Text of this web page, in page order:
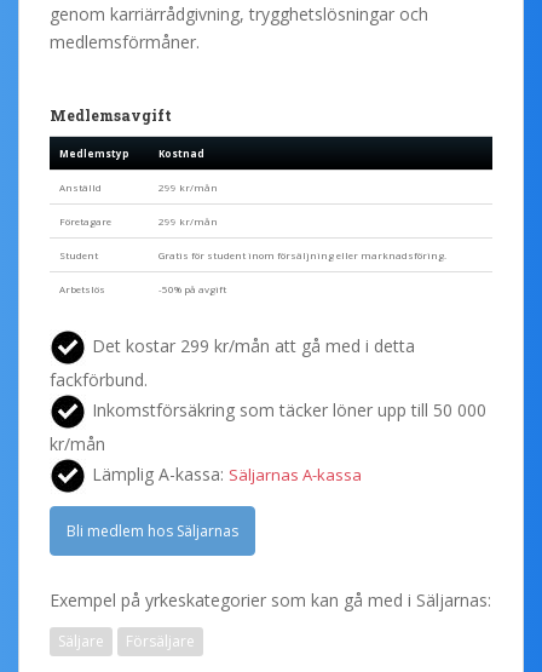
genom karriärrådgivning, trygghetslösningar och
medlemsförmåner.
Medlemsavgift
Medlemstyp Kostnad
Anställd 299 kr/mån
Företagare 299 kr/mån
Student Gratis för student inom försäljning eller marknadsföring.
Arbetslös -50% på avgift
Det kostar 299 kr/mån att gå med i detta
fackförbund.
Inkomstförsäkring som täcker löner upp till 50 000
kr/mån
Lämplig A-kassa: Säljarnas A-kassa
Bli medlem hos Säljarnas
Exempel på yrkeskategorier som kan gå med i Säljarnas:
Säljare Försäljare